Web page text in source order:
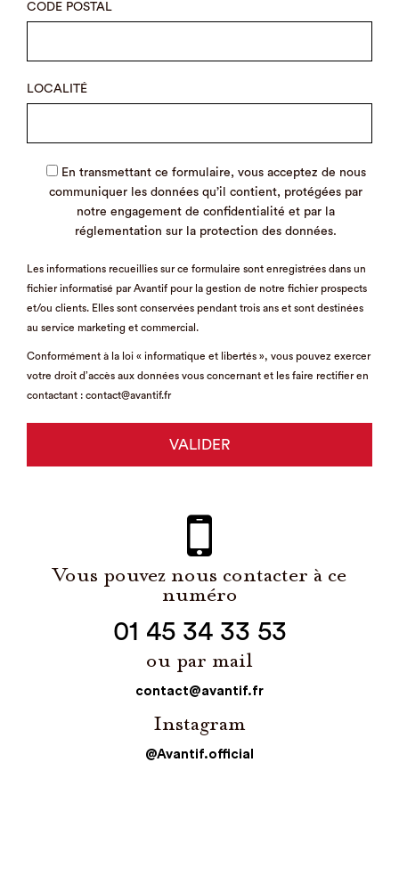
CODE POSTAL
LOCALITÉ
En transmettant ce formulaire, vous acceptez de nous
communiquer les données qu’il contient, protégées par
notre engagement de confidentialité et par la
réglementation sur la protection des données.
Les informations recueillies sur ce formulaire sont enregistrées dans un
fichier informatisé par Avantif pour la gestion de notre fichier prospects
et/ou clients. Elles sont conservées pendant trois ans et sont destinées
au service marketing et commercial.
Conformément à la loi « informatique et libertés », vous pouvez exercer
votre droit d’accès aux données vous concernant et les faire rectifier en
contactant : contact@avantif.fr
Vous pouvez nous contacter à ce
numéro
01 45 34 33 53
ou par mail
contact@avantif.fr
Instagram
@Avantif.official